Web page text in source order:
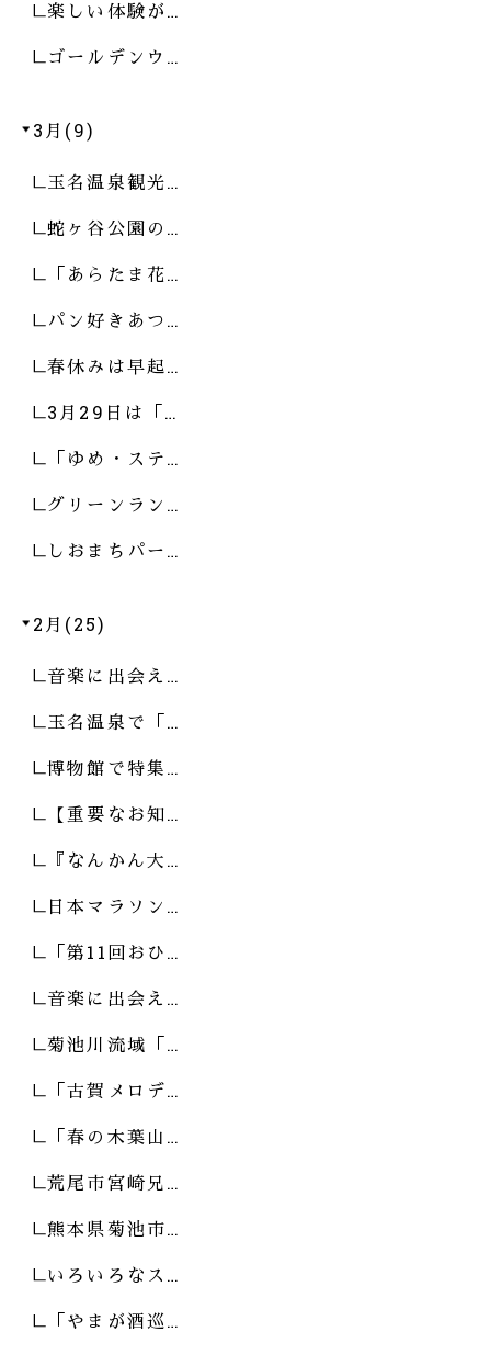
楽しい体験が…
ゴールデンウ…
3月(9)
玉名温泉観光…
蛇ヶ谷公園の…
「あらたま花…
パン好きあつ…
春休みは早起…
3月29日は「…
「ゆめ・ステ…
グリーンラン…
しおまちパー…
2月(25)
音楽に出会え…
玉名温泉で「…
博物館で特集…
【重要なお知…
『なんかん大…
日本マラソン…
「第11回おひ…
音楽に出会え…
菊池川流域「…
「古賀メロデ…
「春の木葉山…
荒尾市宮崎兄…
熊本県菊池市…
いろいろなス…
「やまが酒巡…